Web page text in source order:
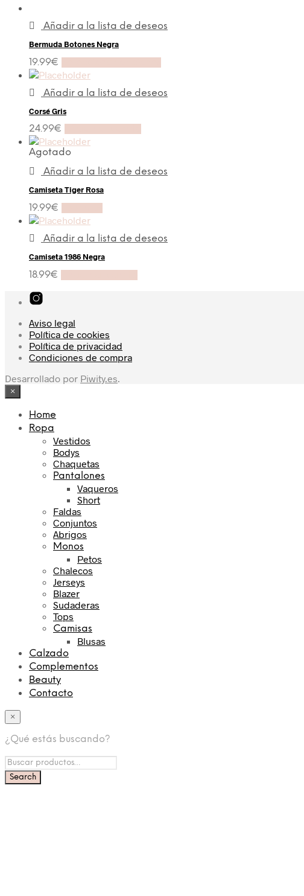
Añadir a la lista de deseos
Bermuda Botones Negra
19.99€
Añadir a la lista de deseos
Corsé Gris
24.99€
Agotado
Añadir a la lista de deseos
Camiseta Tiger Rosa
19.99€
Añadir a la lista de deseos
Camiseta 1986 Negra
18.99€
Aviso legal
Política de cookies
Política de privacidad
Condiciones de compra
Desarrollado por Piwity.es
×
Home
Ropa
Vestidos
Bodys
Chaquetas
Pantalones
Vaqueros
Short
Faldas
Conjuntos
Abrigos
Monos
Petos
Chalecos
Jerseys
Blazer
Sudaderas
Tops
Camisas
Blusas
Calzado
Complementos
Beauty
Contacto
×
¿Qué estás buscando?